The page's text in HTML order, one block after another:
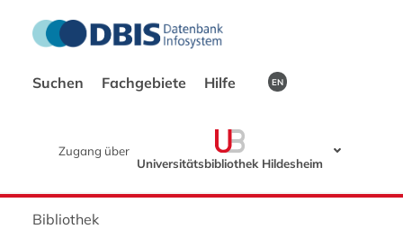
Suchen Fachgebiete Hilfe EN
Zugang über
Universitätsbibliothek Hildesheim
Bibliothek